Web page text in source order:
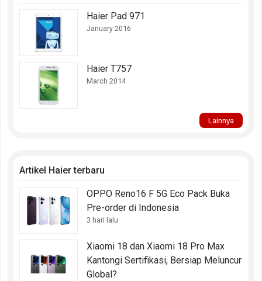
Haier Pad 971
January 2016
Haier T757
March 2014
Lainnya
Artikel Haier terbaru
OPPO Reno16 F 5G Eco Pack Buka
Pre-order di Indonesia
3 hari lalu
Xiaomi 18 dan Xiaomi 18 Pro Max
Kantongi Sertifikasi, Bersiap Meluncur
Global?